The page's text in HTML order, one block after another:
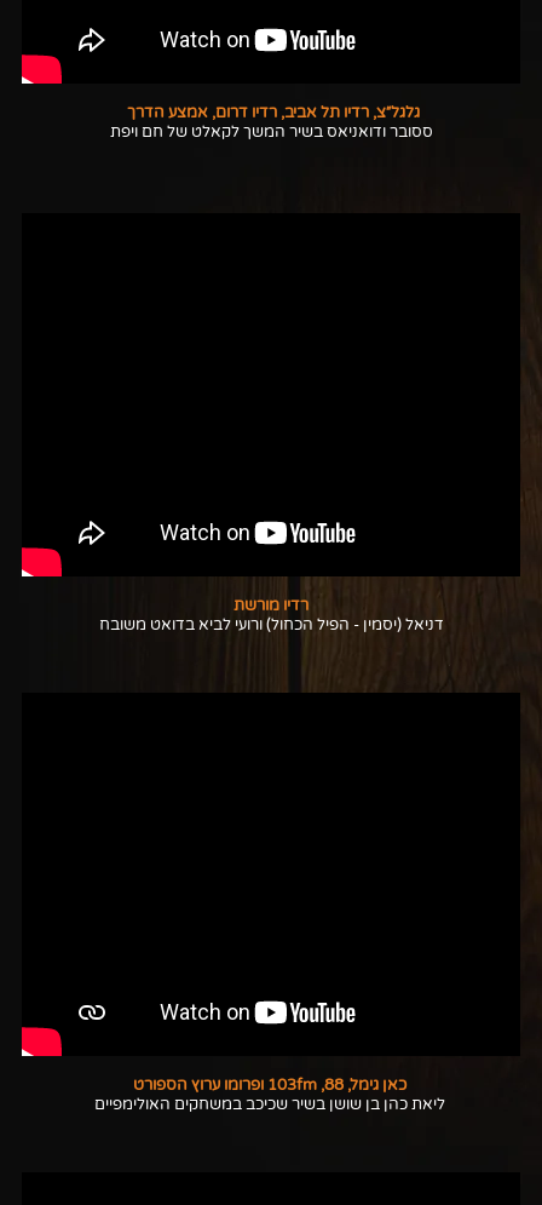
גלגל״צ, רדיו תל אביב, רדיו דרום, אמצע הדרך
ססובר ודואניאס בשיר המשך לקאלט של חם ויפת
רדיו מורשת
דניאל (יסמין - הפיל הכחול) ורועי לביא בדואט משובח
כאן גימל, 88, 103fm ופרומו ערוץ הספורט
ליאת כהן בן שושן בשיר שכיכב במשחקים האולימפיים